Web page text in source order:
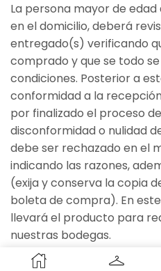
La persona mayor de
en el domicilio, deberá
entregado(s) verificando
comprado y que se todo
condiciones. Posterior a
conformidad a la
por finalizado el proceso
disconformidad o nulidad
debe ser rechazado en el
indicando las razones,
(exija y conserva la copia
boleta de compra). En
llevará el producto para
nuestras bodegas.